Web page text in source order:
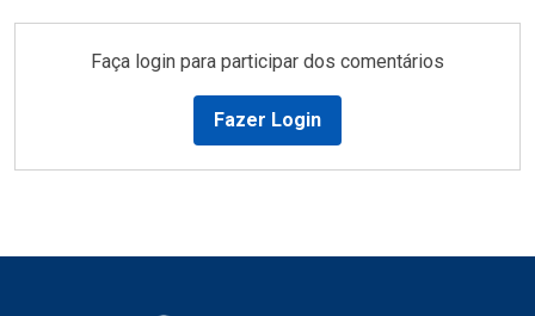
Faça login para participar dos comentários
Fazer Login